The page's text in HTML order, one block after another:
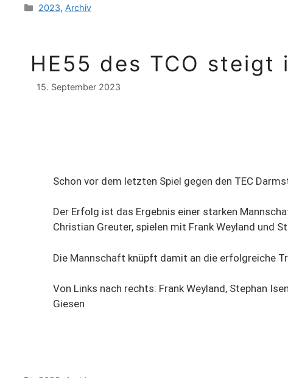
2023, Archiv
HE55 des TCO steigt
15. September 2023
Schon vor dem letzten Spiel gegen den TEC
Der Erfolg ist das Ergebnis einer starken
Christian Greuter, spielen mit Frank Weyland und
Die Mannschaft knüpft damit an die erfolgreiche
Von Links nach rechts: Frank Weyland, Stephan
Giesen